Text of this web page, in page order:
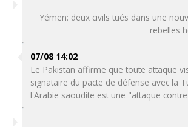
Yémen: deux civils tués dans une
rebelles
07/08 14:02
Le Pakistan affirme que toute attaque
signataire du pacte de défense avec la
l'Arabie saoudite est une "attaque